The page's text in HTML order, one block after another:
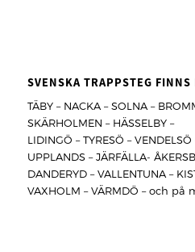
SVENSKA TRAPPSTEG FINNS
TÄBY – NACKA – SOLNA –
SKÄRHOLMEN – HÄSSELBY –
LIDINGÖ – TYRESÖ –
UPPLANDS – JÄRFÄLLA-
DANDERYD – VALLENTUNA –
VAXHOLM – VÄRMDÖ – och